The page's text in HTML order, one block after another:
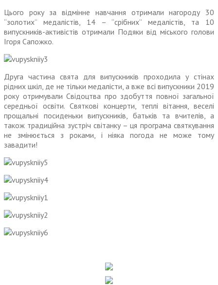
Цього року за відмінне навчання отримали нагороду 30
“золотих” медалістів, 14 – “срібних” медалістів, та 10
випускників-активістів отримали Подяки від міського голови
Ігоря Сапожко.
Друга частина свята для випускників проходила у стінах
рідних шкіл, де не тільки медалісти, а вже всі випускники 2019
року отримували Свідоцтва про здобуття повної загальної
середньої освіти. Святкові концерти, теплі вітання, веселі
прощальні посиденьки випускників, батьків та вчителів, а
також традиційна зустріч світанку – ця програма святкування
не змінюється з роками, і ніяка погода не може тому
завадити!